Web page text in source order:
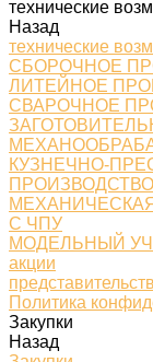
технические
Назад
технические
СБОРОЧНОЕ
ЛИТЕЙНОЕ
СВАРОЧНОЕ
КУЗНЕЧНО-
С ЧПУ
МОДЕЛЬНЫЙ
акции
Политика
Закупки
Назад